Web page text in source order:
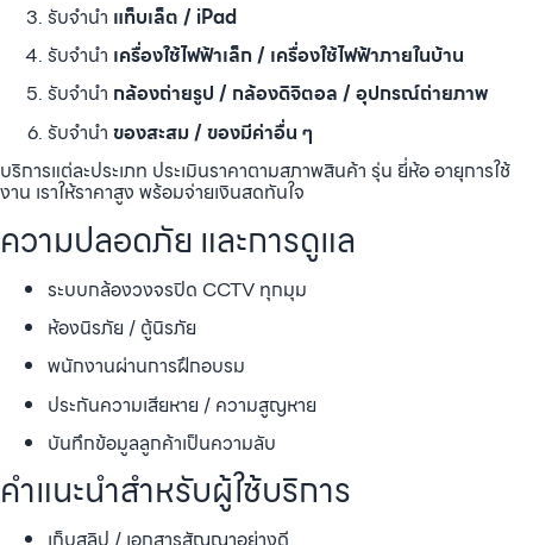
รับจำนำ แท็บเล็ต / iPad
รับจำนำ เครื่องใช้ไฟฟ้าเล็ก / เครื่องใช้ไฟฟ้าภายในบ้าน
รับจำนำ กล้องถ่ายรูป / กล้องดิจิตอล / อุปกรณ์ถ่ายภาพ
รับจำนำ ของสะสม / ของมีค่าอื่น ๆ
บริการแต่ละประเภท ประเมินราคาตามสภาพสินค้า รุ่น ยี่ห้อ อายุการใช้
งาน เราให้ราคาสูง พร้อมจ่ายเงินสดทันใจ
ความปลอดภัย และการดูแล
ระบบกล้องวงจรปิด CCTV ทุกมุม
ห้องนิรภัย / ตู้นิรภัย
พนักงานผ่านการฝึกอบรม
ประกันความเสียหาย / ความสูญหาย
บันทึกข้อมูลลูกค้าเป็นความลับ
คำแนะนำสำหรับผู้ใช้บริการ